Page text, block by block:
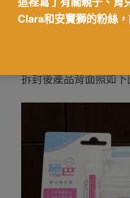
拆封後產品背面照如下
Clara和安寶獅的粉絲